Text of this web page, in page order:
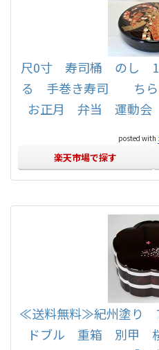
尺0寸 寿司桶 のし 1
る 手巻き寿司 ちら
お正月 弁当 運動会
posted with
楽天市場で探す
≪送料無料≫紀州塗り
ドブル 重箱 別甲